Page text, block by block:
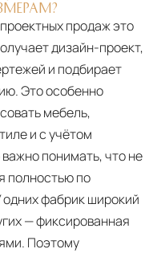
продаж это
дизайн-проект,
и подбирает
Это особенно
мебель,
и с учётом
понимать, что не
полностью по
фабрик широкий
— фиксированная
Поэтому